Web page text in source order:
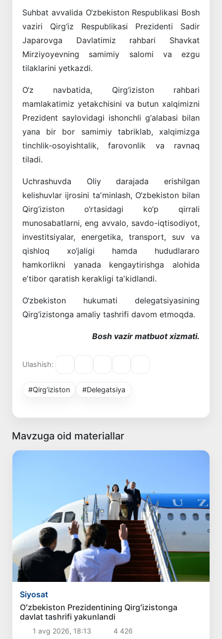
Suhbat avvalida O‘zbekiston Respublikasi Bosh
vaziri Qirg‘iz Respublikasi Prezidenti Sadir
Japarovga Davlatimiz rahbari Shavkat
Mirziyoyevning samimiy salomi va ezgu
tilaklarini yetkazdi.
O‘z navbatida, Qirg‘iziston rahbari
mamlakatimiz yetakchisini va butun xalqimizni
Prezident saylovidagi ishonchli g‘alabasi bilan
yana bir bor samimiy tabriklab, xalqimizga
tinchlik-osoyishtalik, farovonlik va ravnaq
tiladi.
Uchrashuvda Oliy darajada erishilgan
kelishuvlar ijrosini taʼminlash, O‘zbekiston bilan
Qirg‘iziston o‘rtasidagi ko‘p qirrali
munosabatlarni, eng avvalo, savdo-iqtisodiyot,
investitsiyalar, energetika, transport, suv va
qishloq xo‘jaligi hamda hududlararo
hamkorlikni yanada kengaytirishga alohida
eʼtibor qaratish kerakligi taʼkidlandi.
O‘zbekiston hukumati delegatsiyasining
Qirg‘izistonga amaliy tashrifi davom etmoqda.
Bosh vazir matbuot xizmati.
Ulashish:
#Qirg‘iziston #Delegatsiya
Mavzuga oid materiallar
Siyosat
Oʻzbekiston Prezidentining Qirgʻizistonga
davlat tashrifi yakunlandi
1 avg 2026, 18:13 4 426